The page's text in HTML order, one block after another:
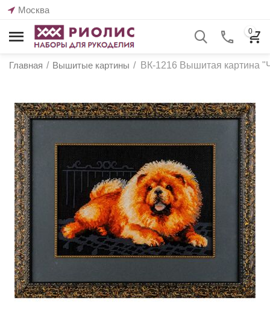
Москва
0
Главная / Вышитые картины / ВК-1216 Вышитая картина